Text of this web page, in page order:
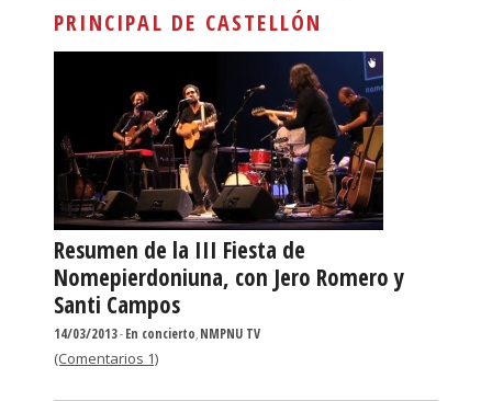
PRINCIPAL DE CASTELLÓN
Resumen de la III Fiesta de
Nomepierdoniuna, con Jero Romero y
Santi Campos
14/03/2013-En concierto,NMPNU TV
(Comentarios 1)